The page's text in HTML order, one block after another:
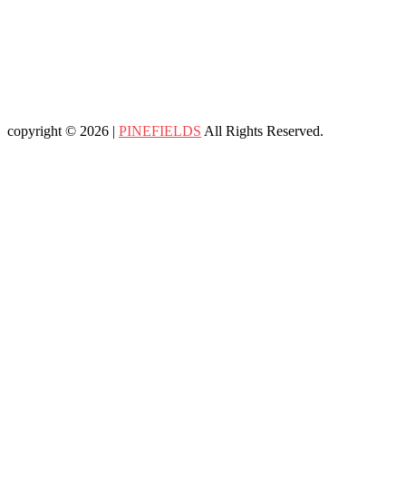
copyright © 2026 | PINEFIELDS All Rights Reserved.